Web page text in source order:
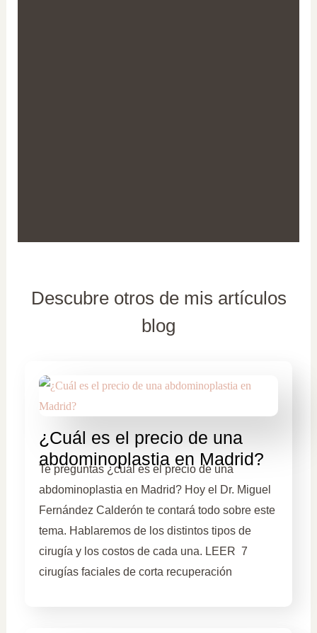
Descubre otros de mis artículos
blog
¿Cuál es el precio de una
abdominoplastia en Madrid?
Te preguntas ¿cuál es el precio de una
abdominoplastia en Madrid? Hoy el Dr. Miguel
Fernández Calderón te contará todo sobre este
tema. Hablaremos de los distintos tipos de
cirugía y los costos de cada una. LEER 7
cirugías faciales de corta recuperación